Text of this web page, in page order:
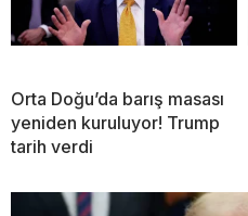
Orta Doğu’da barış masası
yeniden kuruluyor! Trump
tarih verdi